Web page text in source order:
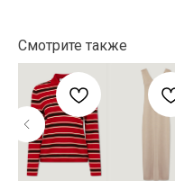
Смотрите также